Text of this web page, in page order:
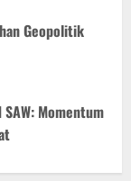
Geopolitik
Momentum